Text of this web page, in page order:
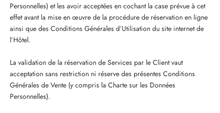
Personnelles) et les avoir acceptées en cochant la case prévue à cet
effet avant la mise en œuvre de la procédure de réservation en ligne
ainsi que des Conditions Générales d’Utilisation du site internet de
l’Hôtel.
La validation de la réservation de Services par le Client vaut
acceptation sans restriction ni réserve des présentes Conditions
Générales de Vente (y compris la Charte sur les Données
Personnelles).